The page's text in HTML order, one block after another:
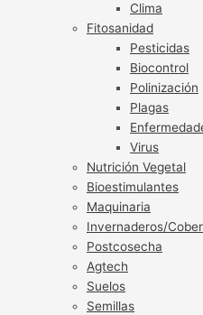
Clima
Fitosanidad
Pesticidas
Biocontrol
Polinización
Plagas
Virus
Nutrición Vegetal
Bioestimulantes
Maquinaria
Invernaderos/
Postcosecha
Agtech
Suelos
Semillas